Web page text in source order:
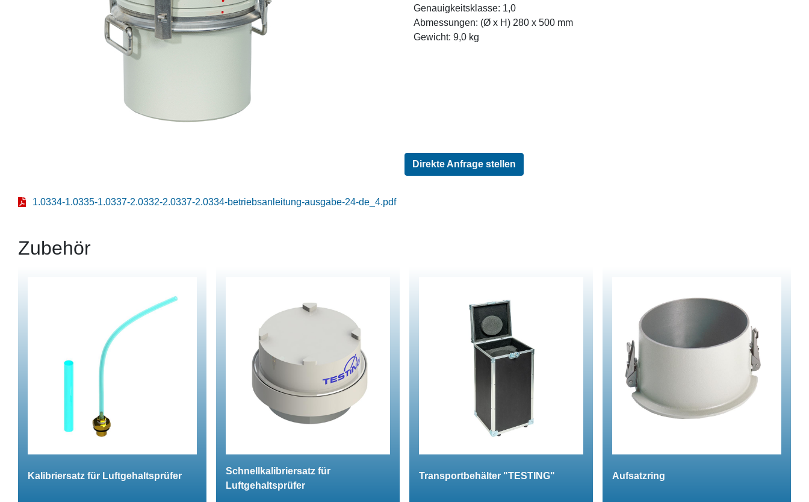
Genauigkeitsklasse: 1,0
Abmessungen: (Ø x H) 280 x 500 mm
Gewicht: 9,0 kg
Direkte Anfrage stellen
1.0334-1.0335-1.0337-2.0332-2.0337-2.0334-betriebsanleitung-ausgabe-24-de_4.pdf
Zubehör
Kalibriersatz für Luftgehaltsprüfer
Schnellkalibriersatz für
Luftgehaltsprüfer
Transportbehälter "TESTING" Aufsatzring